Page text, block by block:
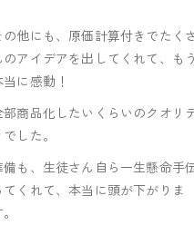
の他にも、原価計算付きでたく
のアイデアを出してくれて、もう
当に感動！
部商品化したいくらいのクオリ
でした。
備も、生徒さん自ら一生懸命手
てくれて、本当に頭が下がりま